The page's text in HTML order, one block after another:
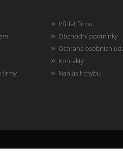
firmy
Přidat firmu
Obchodní podmínky
Ochrana osobních
Kontakty
Nahlásit chybu